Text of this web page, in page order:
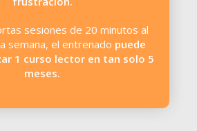
sesiones de 20 minutos al
semana, el entrenado puede
1 curso lector en tan solo 5
meses.